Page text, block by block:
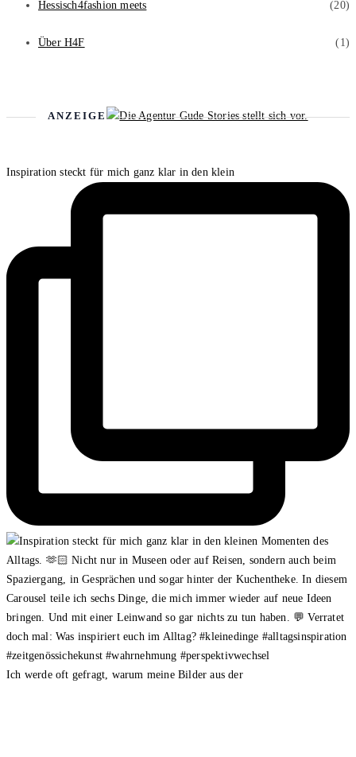
Hessisch4fashion meets (20)
Über H4F (1)
ANZEIGE
Inspiration steckt für mich ganz klar in den klein
Ich werde oft gefragt, warum meine Bilder aus der